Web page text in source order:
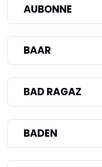
AUBONNE
BAAR
BAD RAGAZ
BADEN